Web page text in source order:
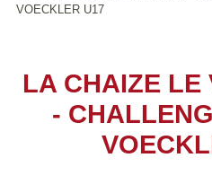
VOECKLER U17
LA CHAIZE LE
-